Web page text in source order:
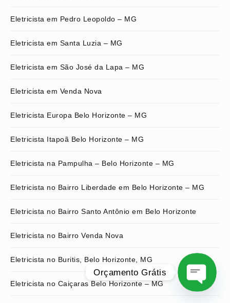
Eletricista em Pedro Leopoldo – MG
Eletricista em Santa Luzia – MG
Eletricista em São José da Lapa – MG
Eletricista em Venda Nova
Eletricista Europa Belo Horizonte – MG
Eletricista Itapoã Belo Horizonte – MG
Eletricista na Pampulha – Belo Horizonte – MG
Eletricista no Bairro Liberdade em Belo Horizonte – MG
Eletricista no Bairro Santo Antônio em Belo Horizonte
Eletricista no Bairro Venda Nova
Eletricista no Buritis, Belo Horizonte, MG
Eletricista no Caiçaras Belo Horizonte – MG
Orçamento Grátis